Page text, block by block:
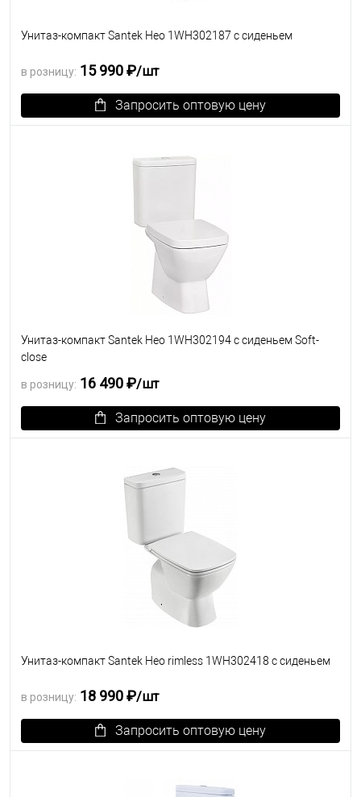
Унитаз-компакт Santek Нео 1WH302187 с сиденьем
в розницу: 15 990 ₽/шт
Запросить оптовую цену
Унитаз-компакт Santek Нео 1WH302194 с сиденьем Soft-
close
в розницу: 16 490 ₽/шт
Запросить оптовую цену
Унитаз-компакт Santek Нео rimless 1WH302418 с сиденьем
в розницу: 18 990 ₽/шт
Запросить оптовую цену